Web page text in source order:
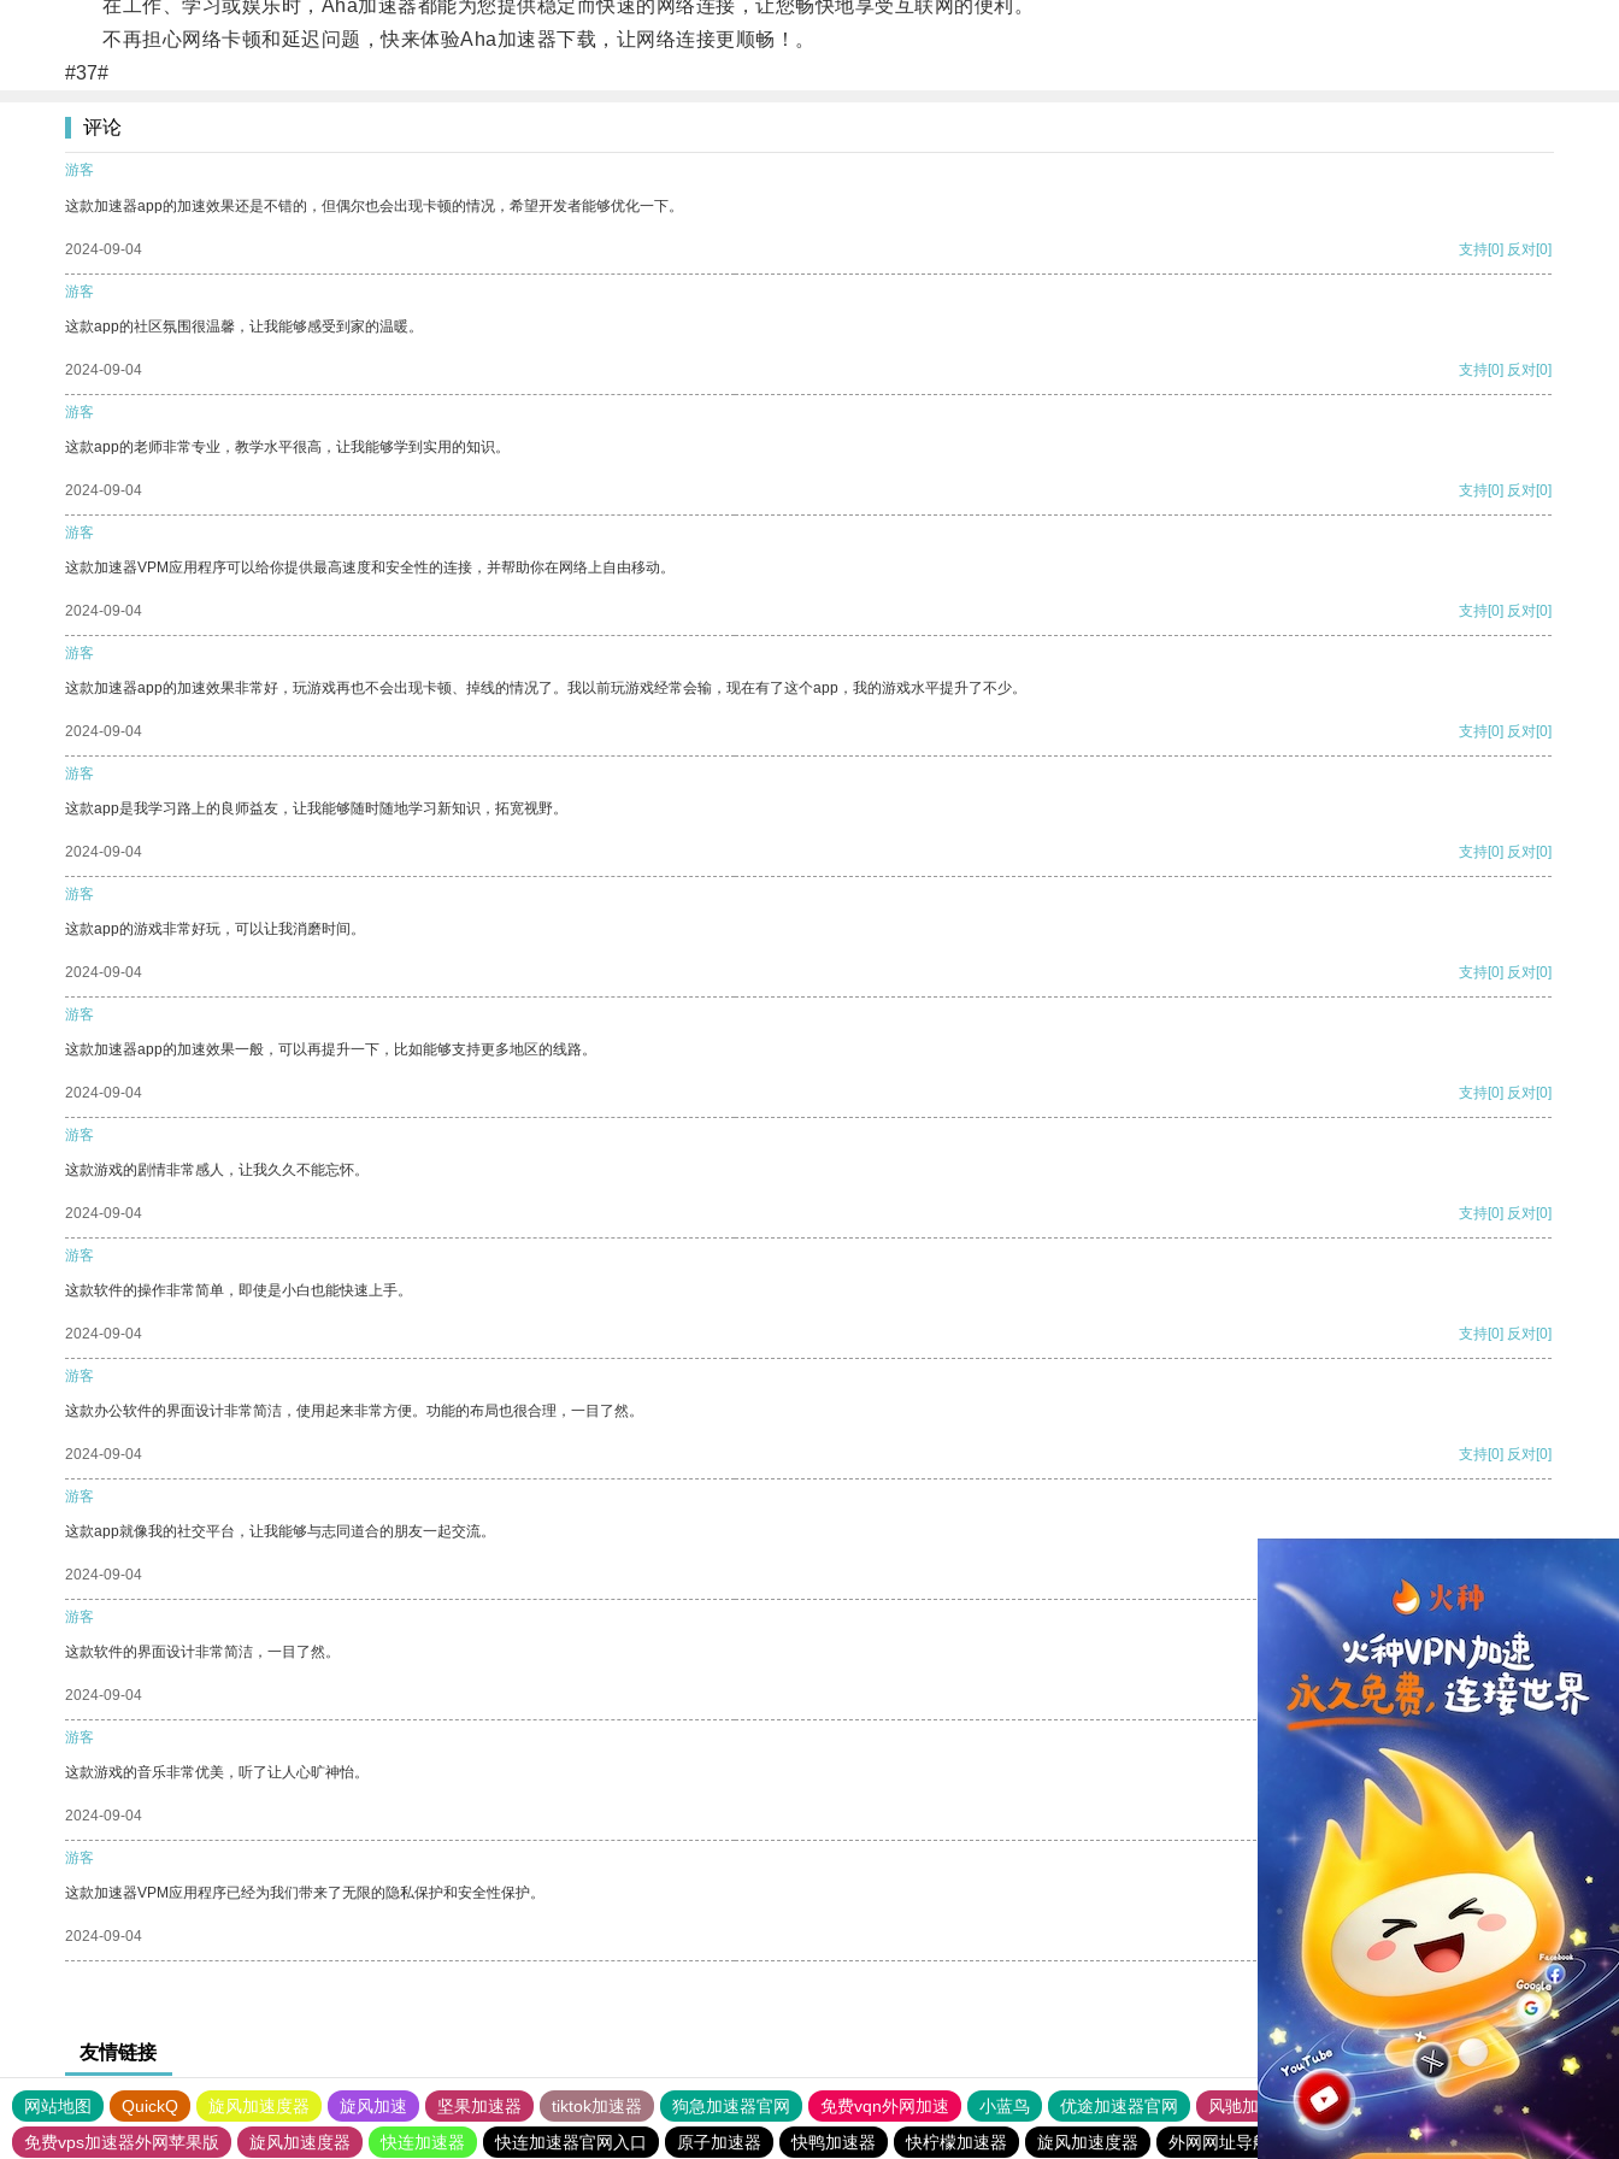
在工作、学习或娱乐时，Aha加速器都能为您提供稳定而快速的网络连接，让您畅快地享受互联网的便利。
不再担心网络卡顿和延迟问题，快来体验Aha加速器下载，让网络连接更顺畅！。
#37#
评论
游客
这款加速器app的加速效果还是不错的，但偶尔也会出现卡顿的情况，希望开发者能够优化一下。
2024-09-04 支持[0] 反对[0]
游客
这款app的社区氛围很温馨，让我能够感受到家的温暖。
2024-09-04 支持[0] 反对[0]
游客
这款app的老师非常专业，教学水平很高，让我能够学到实用的知识。
2024-09-04 支持[0] 反对[0]
游客
这款加速器VPM应用程序可以给你提供最高速度和安全性的连接，并帮助你在网络上自由移动。
2024-09-04 支持[0] 反对[0]
游客
这款加速器app的加速效果非常好，玩游戏再也不会出现卡顿、掉线的情况了。我以前玩游戏经常会输，现在有了这个app，我的游戏水平提升了不少。
2024-09-04 支持[0] 反对[0]
游客
这款app是我学习路上的良师益友，让我能够随时随地学习新知识，拓宽视野。
2024-09-04 支持[0] 反对[0]
游客
这款app的游戏非常好玩，可以让我消磨时间。
2024-09-04 支持[0] 反对[0]
游客
这款加速器app的加速效果一般，可以再提升一下，比如能够支持更多地区的线路。
2024-09-04 支持[0] 反对[0]
游客
这款游戏的剧情非常感人，让我久久不能忘怀。
2024-09-04 支持[0] 反对[0]
游客
这款软件的操作非常简单，即使是小白也能快速上手。
2024-09-04 支持[0] 反对[0]
游客
这款办公软件的界面设计非常简洁，使用起来非常方便。功能的布局也很合理，一目了然。
2024-09-04 支持[0] 反对[0]
游客
这款app就像我的社交平台，让我能够与志同道合的朋友一起交流。
2024-09-04
游客
这款软件的界面设计非常简洁，一目了然。
2024-09-04 支持 [0] 反对[0]
游客
这款游戏的音乐非常优美，听了让人心旷神怡。
2024-09-04 支持[0] 反对
游客
这款加速器VPM应用程序已经为我们带来了无限的隐私保护和安全性保护。
2024-09-04 支持[0] 反对[0]
友情链接
网站地图 QuickQ 旋风加速度器 旋风加速 坚果加速器 tiktok加速器 狗急加速器官网 免费vqn外网加速 小蓝鸟 优途加速器官网 风驰加速器
旋风加速器
免费vps加速器外网苹果版
旋风加速度器 快连加速器 快连加速器官网入口 原子加速器 快鸭加速器 快柠檬加速器 旋风加速度器 外网网址导航 软件中心 雷霆加速 狂飙加速器